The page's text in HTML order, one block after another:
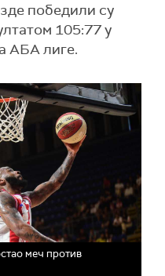
победили су
105:77 у
АБА лиге.
меч против